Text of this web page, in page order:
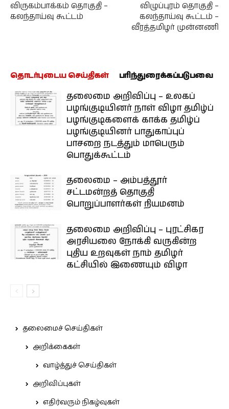
விருகம்பாக்கம் தொகுதி –
கலந்தாய்வு கூட்டம்
விழுப்புரம் தொகுதி –
கலந்தாய்வு கூட்டம் –
வீரத்தமிழர் முன்னணி
தொடர்புடைய செய்திகள் பரிந்துரைக்கப்படுபவை
தலைமை அறிவிப்பு – உலகப்
பழங்குடியினர் நாள் விழா தமிழ்ப்
பழங்குடிகளைக் காக்க தமிழ்ப்
பழங்குடியினர் பாதுகாப்புப்
பாசறை நடத்தும் மாபெரும்
பொதுக்கூட்டம்
தலைமை – அம்பத்தூர்
சட்டமன்றத் தொகுதி
பொறுப்பாளர்கள் நியமனம்
தலைமை அறிவிப்பு – புரட்சிகர
அரசியலை நோக்கி வருகின்ற
புதிய உறவுகள் நாம் தமிழர்
கட்சியில் இணையும் விழா
தலைமைச் செய்திகள்
அறிக்கைகள்
வாழ்த்துச் செய்திகள்
அறிவிப்புகள்
எதிர்வரும் நிகழ்வுகள்